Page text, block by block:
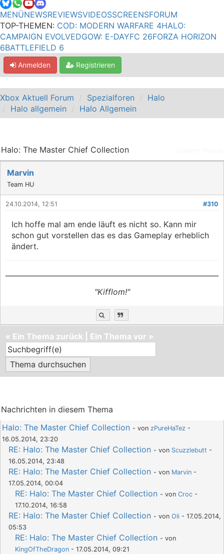
MENÜNEWSREVIEWSVIDEOSSCREENSFORUM
TOP-THEMEN: COD: MODERN WARFARE 4HALO:
CAMPAIGN EVOLVEDGOW: E-DAYFC 26FORZA HORIZON
6BATTLEFIELD 6
Anmelden Registrieren
Xbox Aktuell Forum Spezialforen
Halo
Halo allgemein
Halo Allgemein
Halo: The Master Chief Collection
Marvin
Team HU
#310
24.10.2014, 12:51
Ich hoffe mal am ende läuft es nicht so. Kann mir
schon gut vorstellen das es das Gameplay erheblich
ändert.
"Kifflom!"
« Ein Thema zurück Ein Thema vor »
Nachrichten in diesem Thema
Halo: The Master Chief Collection - von zPureHaTez -
16.05.2014, 23:20
RE: Halo: The Master Chief Collection - von Scuzzlebutt -
16.05.2014, 23:48
RE: Halo: The Master Chief Collection - von Marvin -
17.05.2014, 00:04
RE: Halo: The Master Chief Collection - von Croc -
17.10.2014, 16:58
RE: Halo: The Master Chief Collection - von Oli - 17.05.2014,
05:53
RE: Halo: The Master Chief Collection - von
KingOfTheDragon - 17.05.2014, 09:21